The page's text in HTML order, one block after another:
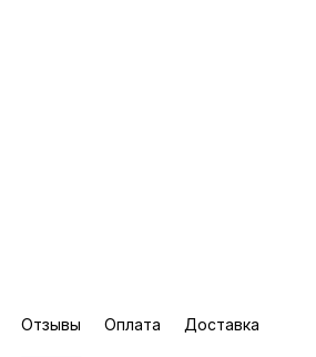
Отзывы Оплата Доставка